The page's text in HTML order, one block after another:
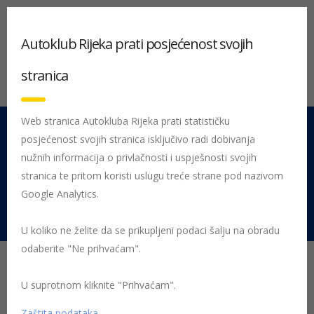
051 212 442 Centrala
Pon - Pet 08:00 - 16:00
Rujevica 9/1, 51000 Rijeka
HAK objavio rezultate
novog testa dječjih
Autoklub Rijeka prati posjećenost svojih
stranica
Web stranica Autokluba Rijeka prati statističku
posjećenost svojih stranica isključivo radi dobivanja
nužnih informacija o privlačnosti i uspješnosti svojih
stranica te pritom koristi uslugu treće strane pod nazivom
Google Analytics.
U koliko ne želite da se prikupljeni podaci šalju na obradu
odaberite "Ne prihvaćam".
U suprotnom kliknite "Prihvaćam".